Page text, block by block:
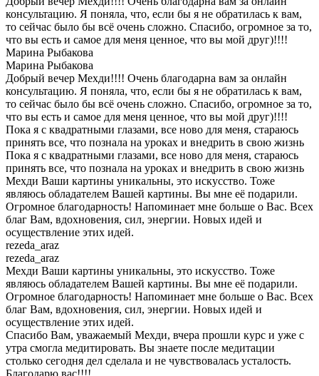
консультацию. Я поняла, что, если бы я не обратилась к вам,
то сейчас было бы всё очень сложно. Спасибо, огромное за то,
что вы есть и самое для меня ценное, что вы мой друг)!!!!
Марина Рыбакова
Марина Рыбакова
Добрый вечер Мехди!!!! Очень благодарна вам за онлайн
консультацию. Я поняла, что, если бы я не обратилась к вам,
то сейчас было бы всё очень сложно. Спасибо, огромное за то,
что вы есть и самое для меня ценное, что вы мой друг)!!!!
Пока я с квадратными глазами, все ново для меня, стараюсь
принять все, что познала на уроках и внедрить в свою жизнь
Пока я с квадратными глазами, все ново для меня, стараюсь
принять все, что познала на уроках и внедрить в свою жизнь
Мехди Ваши картины уникальны, это искусство. Тоже
являюсь обладателем Вашей картины. Вы мне её подарили.
Огромное благодарность! Напоминает мне больше о Вас. Всех
благ Вам, вдохновения, сил, энергии. Новых идей и
осуществление этих идей.
rezeda_araz
rezeda_araz
Мехди Ваши картины уникальны, это искусство. Тоже
являюсь обладателем Вашей картины. Вы мне её подарили.
Огромное благодарность! Напоминает мне больше о Вас. Всех
благ Вам, вдохновения, сил, энергии. Новых идей и
осуществление этих идей.
Спасибо Вам, уважаемый Мехди, вчера прошли курс и уже с
утра смогла медитировать. Вы знаете после медитации
столько сегодня дел сделала и не чувствовалась усталость.
Благодарю вас!!!!